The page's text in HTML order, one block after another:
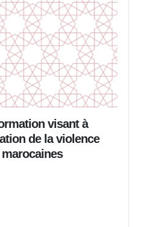
visant à
de la violence